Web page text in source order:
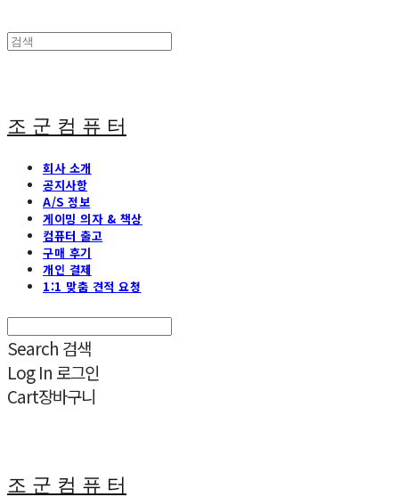
조 군 컴 퓨 터
회사 소개
공지사항
A/S 정보
게이밍 의자 & 책상
컴퓨터 출고
구매 후기
개인 결제
1:1 맞춤 견적 요청
Search 검색
Log In 로그인
Cart장바구니
조 군 컴 퓨 터